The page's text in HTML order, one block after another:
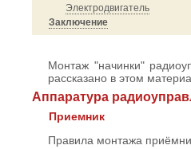
Электродвигатель
Заключение
Монтаж "начинки"
рассказано в этом
Аппаратура
Приемник
Правила монтажа